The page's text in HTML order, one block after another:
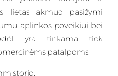
lietas akmuo pasižymi
aplinkos poveikiui bei
yra tinkama tiek
patalpoms.
storio.